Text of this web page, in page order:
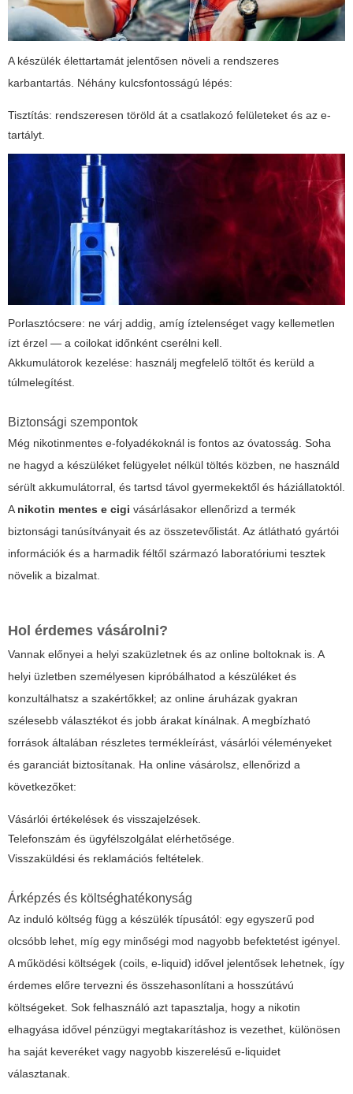
A készülék élettartamát jelentősen növeli a rendszeres
karbantartás. Néhány kulcsfontosságú lépés:
Tisztítás: rendszeresen töröld át a csatlakozó felületeket és az e-
tartályt.
Porlasztócsere: ne várj addig, amíg íztelenséget vagy kellemetlen
ízt érzel — a coilokat időnként cserélni kell.
Akkumulátorok kezelése: használj megfelelő töltőt és kerüld a
túlmelegítést.
Biztonsági szempontok
Még nikotinmentes e-folyadékoknál is fontos az óvatosság. Soha
ne hagyd a készüléket felügyelet nélkül töltés közben, ne használd
sérült akkumulátorral, és tartsd távol gyermekektől és háziállatoktól.
Anikotin mentes e cigi vásárlásakor ellenőrizd a termék
biztonsági tanúsítványait és az összetevőlistát. Az átlátható gyártói
információk és a harmadik féltől származó laboratóriumi tesztek
növelik a bizalmat.
Hol érdemes vásárolni?
Vannak előnyei a helyi szaküzletnek és az online boltoknak is. A
helyi üzletben személyesen kipróbálhatod a készüléket és
konzultálhatsz a szakértőkkel; az online áruházak gyakran
szélesebb választékot és jobb árakat kínálnak. A megbízható
források általában részletes termékleírást, vásárlói véleményeket
és garanciát biztosítanak. Ha online vásárolsz, ellenőrizd a
következőket:
Vásárlói értékelések és visszajelzések.
Telefonszám és ügyfélszolgálat elérhetősége.
Visszaküldési és reklamációs feltételek.
Árképzés és költséghatékonyság
Az induló költség függ a készülék típusától: egy egyszerű pod
olcsóbb lehet, míg egy minőségi mod nagyobb befektetést igényel.
A működési költségek (coils, e-liquid) idővel jelentősek lehetnek, így
érdemes előre tervezni és összehasonlítani a hosszútávú
költségeket. Sok felhasználó azt tapasztalja, hogy a nikotin
elhagyása idővel pénzügyi megtakarításhoz is vezethet, különösen
ha saját keveréket vagy nagyobb kiszerelésű e-liquidet
választanak.